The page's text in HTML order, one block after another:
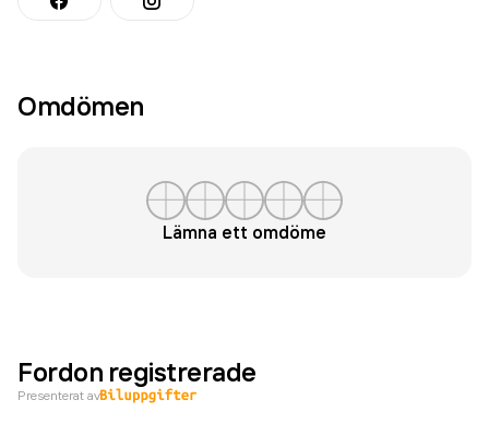
Omdömen
Lämna ett omdöme
Fordon registrerade
Presenterat av